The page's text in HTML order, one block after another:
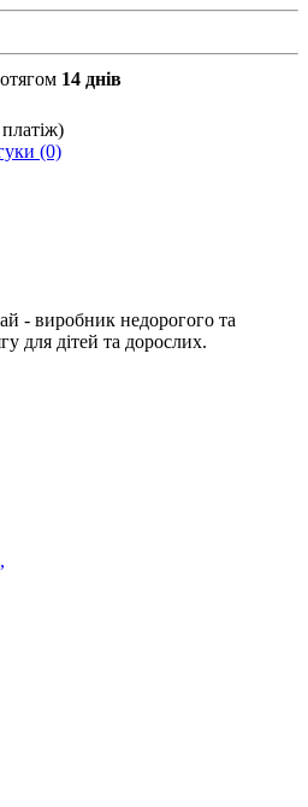
14 днів
(0)
- виробник недорогого та
для дітей та дорослих.